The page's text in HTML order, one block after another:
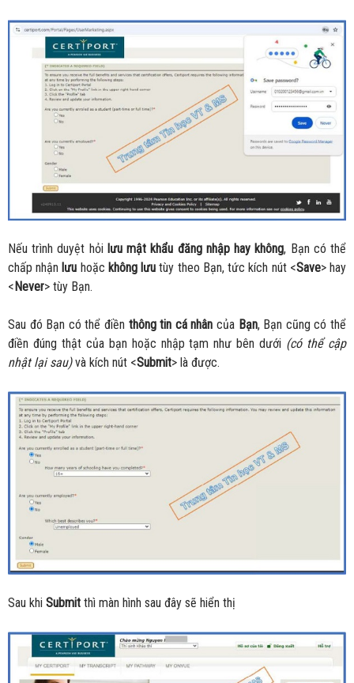
Nếu trình duyệt hỏi lưu mật khẩu đăng nhập hay không, Bạn có thể
chấp nhận lưu hoặc không lưu tùy theo Bạn, tức kích nút <Save> hay
< Never> tùy Bạn.
Sau đó Bạn có thể điền thông tin cá nhân của Bạn, Bạn cũng có thể
điền đúng thật của bạn hoặc nhập tạm như bên dưới (có thể cập
nhật lại sau)và kích nút <Submit> là được.
Sau khi Submit thì màn hình sau đây sẽ hiển thị